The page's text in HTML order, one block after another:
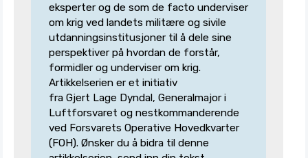
eksperter og de som de facto underviser
om krig ved landets militære og sivile
utdanningsinstitusjoner til å dele sine
perspektiver på hvordan de forstår,
formidler og underviser om krig.
Artikkelserien er et initiativ
fra Gjert Lage Dyndal, Generalmajor i
Luftforsvaret og nestkommanderende
ved Forsvarets Operative Hovedkvarter
(FOH). Ønsker du å bidra til denne